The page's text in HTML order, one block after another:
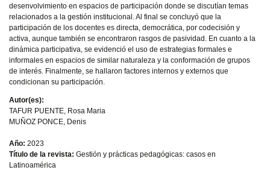
desenvolvimiento en espacios de participación donde se discutían temas
relacionados a la gestión institucional. Al final se concluyó que la
participación de los docentes es directa, democrática, por codecisión y
activa, aunque también se encontraron rasgos de pasividad. En cuanto a la
dinámica participativa, se evidenció el uso de estrategias formales e
informales en espacios de similar naturaleza y la conformación de grupos
de interés. Finalmente, se hallaron factores internos y externos que
condicionan su participación.
Autor(es):
TAFUR PUENTE, Rosa Maria
MUÑOZ PONCE, Denis
Año: 2023
Título de la revista: Gestión y prácticas pedagógicas: casos en
Latinoamérica